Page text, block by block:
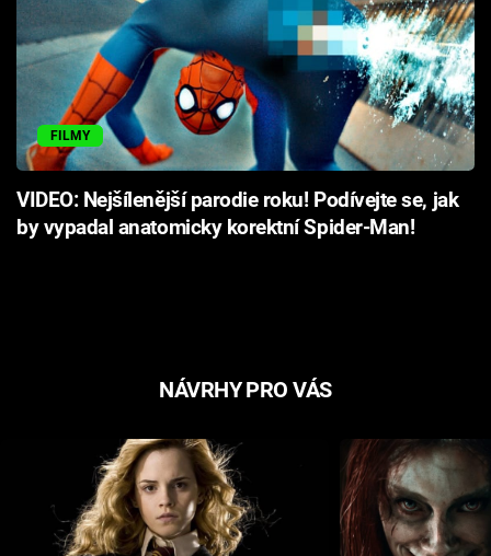
FILMY
VIDEO: Nejšílenější parodie roku! Podívejte se, jak
by vypadal anatomicky korektní Spider-Man!
NÁVRHY PRO VÁS